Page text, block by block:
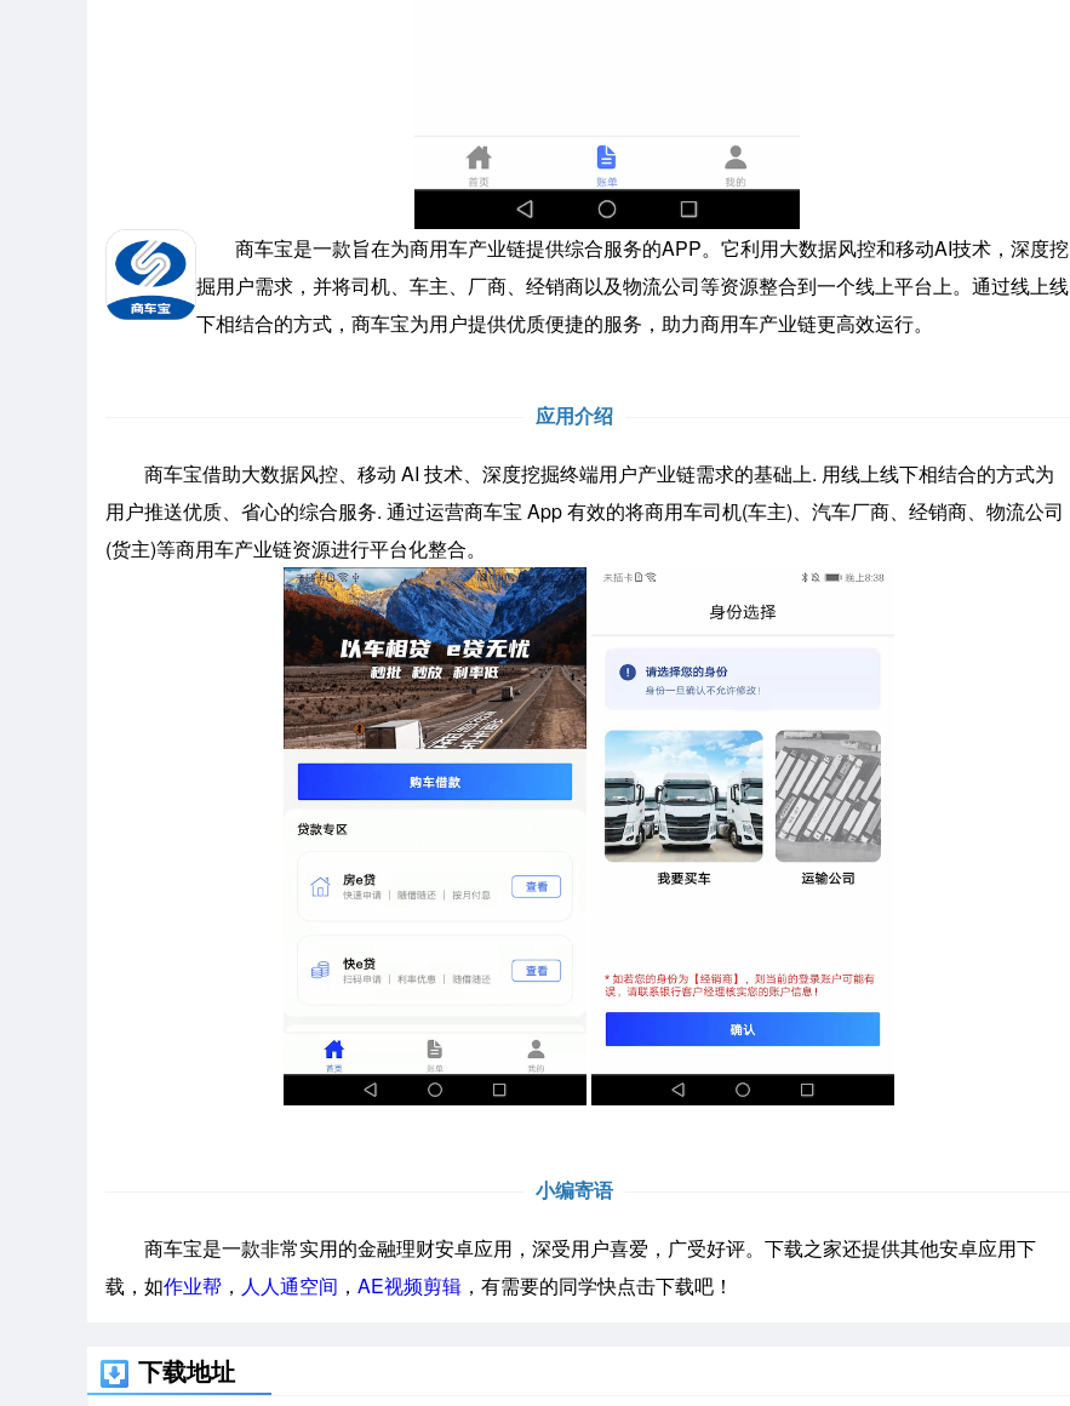
商车宝是一款旨在为商用车产业链提供综合服务的APP。它利用大数据风控和移动AI技术，深度挖
掘用户需求，并将司机、车主、厂商、经销商以及物流公司等资源整合到一个线上平台上。通过线上线
下相结合的方式，商车宝为用户提供优质便捷的服务，助力商用车产业链更高效运行。
应用介绍
商车宝借助大数据风控、移动 AI 技术、深度挖掘终端用户产业链需求的基础上. 用线上线下相结合的方式为
用户推送优质、省心的综合服务. 通过运营商车宝 App 有效的将商用车司机(车主)、汽车厂商、经销商、物流公司
(货主)等商用车产业链资源进行平台化整合。
小编寄语
商车宝是一款非常实用的金融理财安卓应用，深受用户喜爱，广受好评。下载之家还提供其他安卓应用下
载，如作业帮 ， 人人通空间 ， AE视频剪辑 ，有需要的同学快点击下载吧！
下载地址